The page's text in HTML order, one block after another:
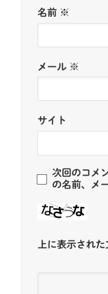
名前 ※
メール ※
サイト
次回のコメ
の名前、メ
上に表示された